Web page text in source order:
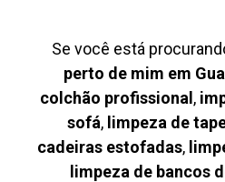
Se você está
perto de mim em
colchão profissional ,
sofá, limpeza de
cadeiras estofadas,
limpeza de bancos